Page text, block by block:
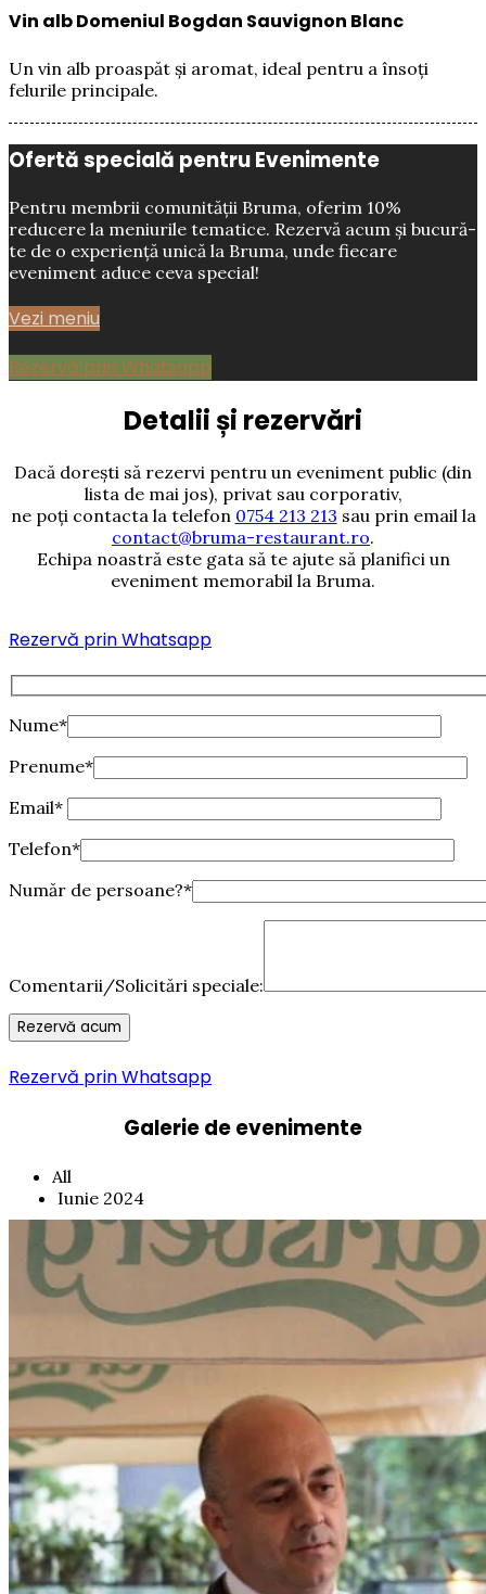
Vin alb Domeniul Bogdan Sauvignon Blanc
Un vin alb proaspăt și aromat, ideal pentru a însoți
felurile principale.
Ofertă specială pentru Evenimente
Pentru membrii comunității Bruma, oferim 10%
reducere la meniurile tematice. Rezervă acum și bucură-
te de o experiență unică la Bruma, unde fiecare
eveniment aduce ceva special!
Vezi meniu
Rezervă prin Whatsapp
Detalii și rezervări
Dacă dorești să rezervi pentru un eveniment public (din
lista de mai jos), privat sau corporativ,
ne poți contacta la telefon 0754 213 213 sau prin email la
contact@bruma-restaurant.ro.
Echipa noastră este gata să te ajute să planifici un
eveniment memorabil la Bruma.
Rezervă prin Whatsapp
Nume*
Prenume*
Email*
Telefon*
Număr de persoane?*
Comentarii/Solicitări speciale:
Rezervă prin Whatsapp
Galerie de evenimente
All
Iunie 2024